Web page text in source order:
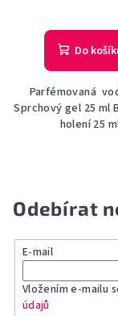
Do
Parfémovaná
Sprchový gel 25 ml
holení 25
Odebírat
E-mail
Vložením e-mailu
údajů